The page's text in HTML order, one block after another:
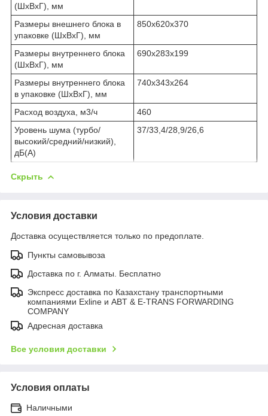
(ШхВхГ), мм
Размеры внешнего блока в
упаковке (ШхВхГ), мм
850х620х370
Размеры внутреннего блока
(ШхВхГ), мм
690х283х199
Размеры внутреннего блока
в упаковке (ШхВхГ), мм
740х343х264
Расход воздуха, м3/ч
460
Уровень шума (турбо/
высокий/средний/низкий),
дБ(А)
37/33,4/28,9/26,6
Скрыть
Условия доставки
Доставка осуществляется только по предоплате.
Пункты самовывоза
Доставка по г. Алматы. Бесплатно
Экспресс доставка по Казахстану транспортными
компаниями Exline и ABT & E-TRANS FORWARDING
COMPANY
Адресная доставка
Все условия доставки
Условия оплаты
Наличными